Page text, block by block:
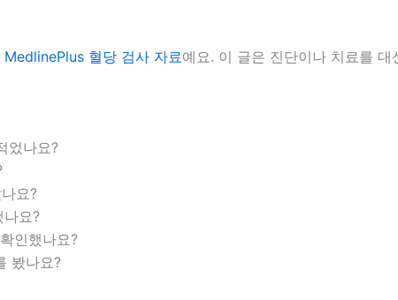
MedlinePlus 혈당 검사 자료예요. 이 글은 진단이나 치료를
었나요?
요?
요?
인했나요?
봤나요?